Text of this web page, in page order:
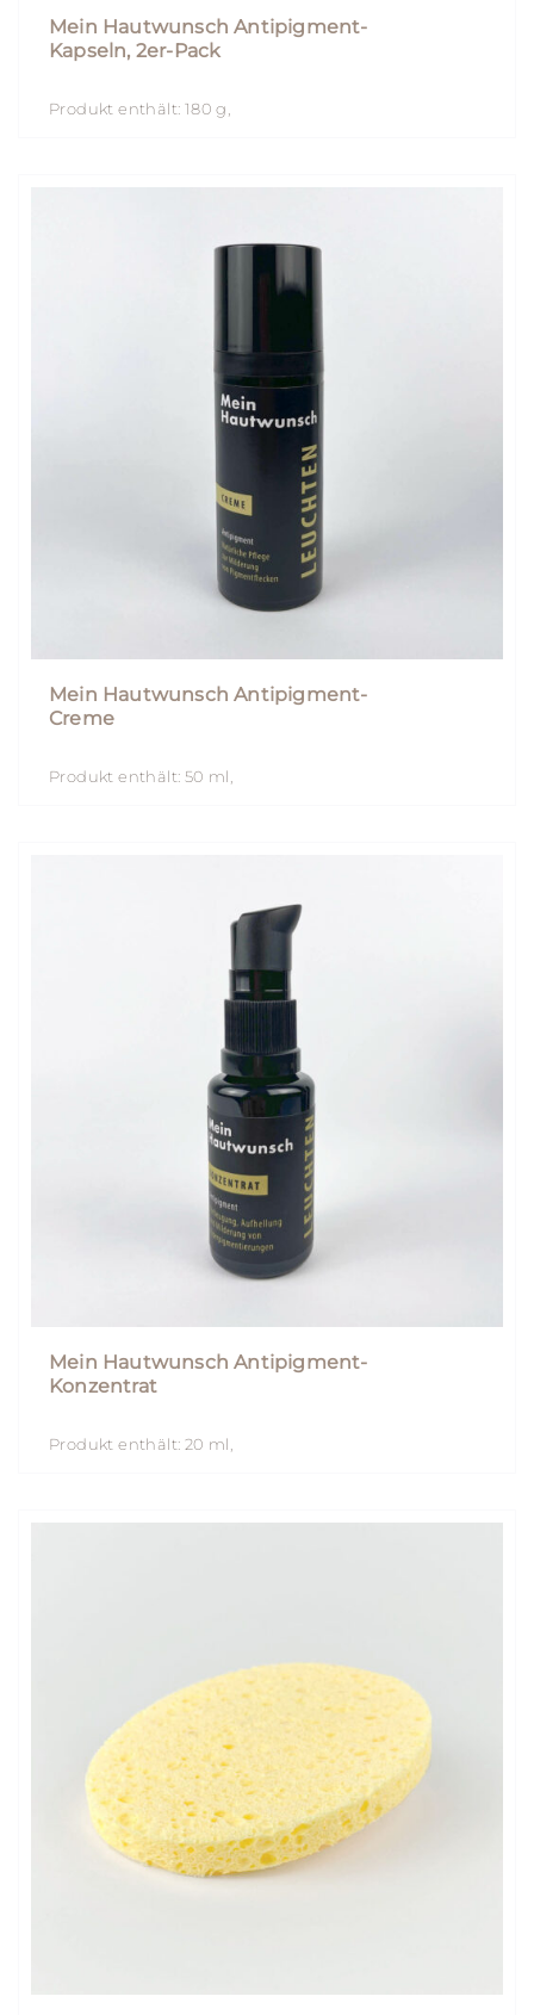
Mein Hautwunsch Antipigment-
Kapseln, 2er-Pack
Produkt enthält: 180g
Mein Hautwunsch Antipigment-
Creme
Produkt enthält: 50 ml
Mein Hautwunsch Antipigment-
Konzentrat
Produkt enthält: 20 ml